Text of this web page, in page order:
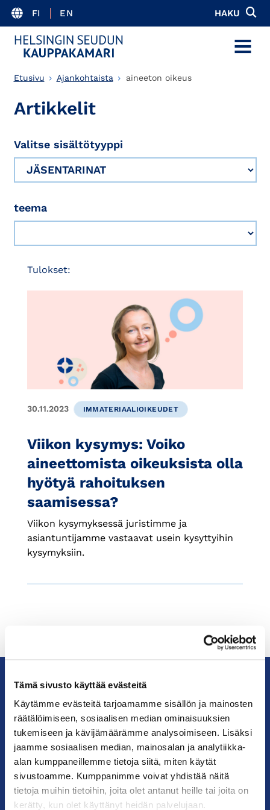
Tämä sivusto käyttää evästeitä
Käytämme evästeitä tarjoamamme sisällön ja mainosten
räätälöimiseen, sosiaalisen median ominaisuuksien
tukemiseen ja kävijämäärämme analysoimiseen. Lisäksi
jaamme sosiaalisen median, mainosalan ja analytiikka-
alan kumppaneillemme tietoja siitä, miten käytät
sivustoamme. Kumppanimme voivat yhdistää näitä
tietoja muihin tietoihin, joita olet antanut heille tai joita on
kerätty, kun olet käyttänyt heidän palvelujaan.
FI EN HAKU
MENU
Etusivu Ajankohtaista aineeton oikeus
Artikkelit
Valitse sisältötyyppi
teema
Tulokset:
30.11.2023 IMMATERIAALIOIKEUDET
Viikon kysymys: Voiko
aineettomista oikeuksista olla
hyötyä rahoituksen
saamisessa?
Viikon kysymyksessä juristimme ja
asiantuntijamme vastaavat usein kysyttyihin
kysymyksiin.
KauppakamariHelsingin
seudun
kauppakamari
YHTEYSTIEDOT
Helsingin toimisto